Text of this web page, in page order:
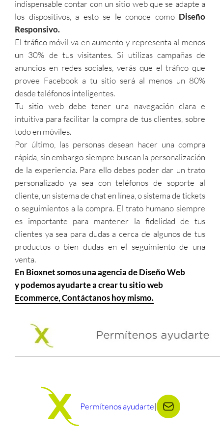
indispensable contar con un sitio web que se adapte a
los dispositivos, a esto se le conoce como Diseño
Responsivo.
El tráfico móvil va en aumento y representa al menos
un 30% de tus visitantes. Si utilizas campañas de
anuncios en redes sociales, verás que el tráfico que
provee Facebook a tu sitio será al menos un 80%
desde teléfonos inteligentes.
Tu sitio web debe tener una navegación clara e
intuitiva para facilitar la compra de tus clientes, sobre
todo en móviles.
Por último, las personas desean hacer una compra
rápida, sin embargo siempre buscan la personalización
de la experiencia. Para ello debes poder dar un trato
personalizado ya sea con teléfonos de soporte al
cliente, un sistema de chat en línea, o sistema de tickets
o seguimientos a la compra. El trato humano siempre
es importante para mantener la fidelidad de tus
clientes ya sea para dudas a cerca de algunos de tus
productos o bien dudas en el seguimiento de una
venta.
En Bioxnet somos una agencia de Diseño Web
y podemos ayudarte a crear tu sitio web
Ecommerce, Contáctanos hoy mismo.
Permítenos ayudarte|